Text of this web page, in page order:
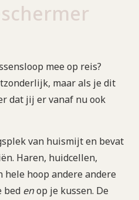
mee op reis?
maar als je dit
dat jij er vanaf nu ook
van huismijt en bevat
Haren, huidcellen,
hele hoop andere andere
bed enop je kussen. De